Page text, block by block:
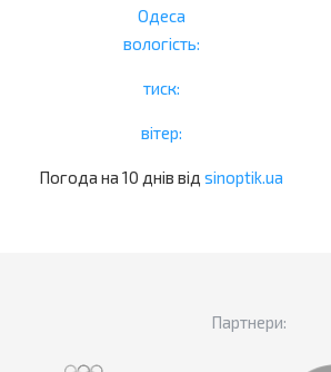
Одеса
вологість:
тиск:
вітер:
Погода на 10 днів від sinoptik.ua
Партнери: